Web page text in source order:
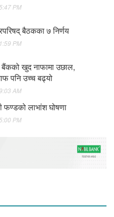
PM
बैठकका ७ निर्णय
PM
बैंकको खुद नाफामा उछाल,
पनि उच्च बढ्यो
AM
फण्डको लाभांश घोषणा
PM